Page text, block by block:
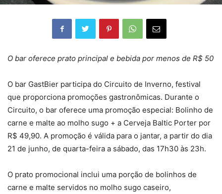
O bar oferece prato principal e bebida por menos de R$ 50
O bar GastBier participa do Circuito de Inverno, festival
que proporciona promoções gastronômicas. Durante o
Circuito, o bar oferece uma promoção especial: Bolinho de
carne e malte ao molho sugo + a Cerveja Baltic Porter por
R$ 49,90. A promoção é válida para o jantar, a partir do dia
21 de junho, de quarta-feira a sábado, das 17h30 às 23h.
O prato promocional inclui uma porção de bolinhos de
carne e malte servidos no molho sugo caseiro,